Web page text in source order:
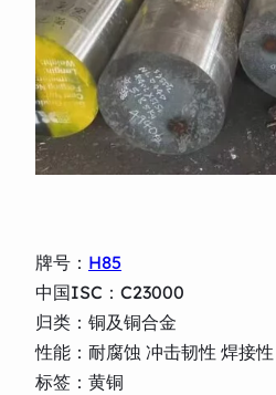
牌号： H85
中国ISC：C23000
归类：铜及铜合金
性能：耐腐蚀 冲击韧性 焊接性
标签：黄铜